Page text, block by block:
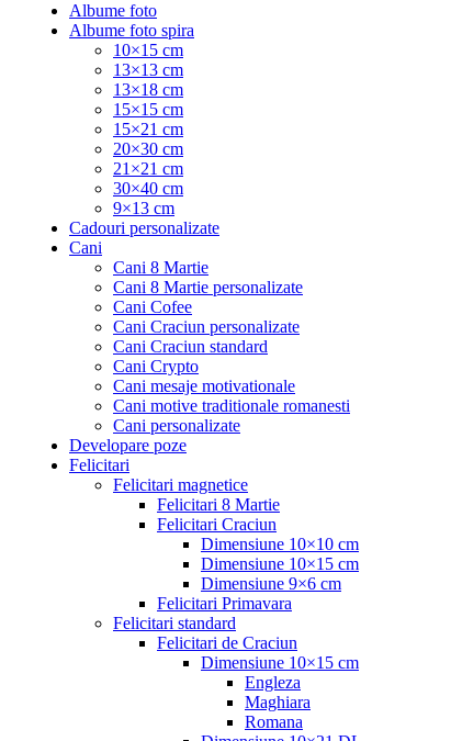
Albume foto
Albume foto spira
10×15 cm
13×13 cm
13×18 cm
15×15 cm
15×21 cm
20×30 cm
21×21 cm
30×40 cm
9×13 cm
Cadouri personalizate
Cani
Cani 8 Martie
Cani 8 Martie personalizate
Cani Cofee
Cani Craciun personalizate
Cani Craciun standard
Cani Crypto
Cani mesaje motivationale
Cani motive traditionale romanesti
Cani personalizate
Developare poze
Felicitari
Felicitari magnetice
Felicitari 8 Martie
Felicitari Craciun
Dimensiune 10×10 cm
Dimensiune 10×15 cm
Dimensiune 9×6 cm
Felicitari Primavara
Felicitari standard
Felicitari de Craciun
Dimensiune 10×15 cm
Engleza
Maghiara
Romana